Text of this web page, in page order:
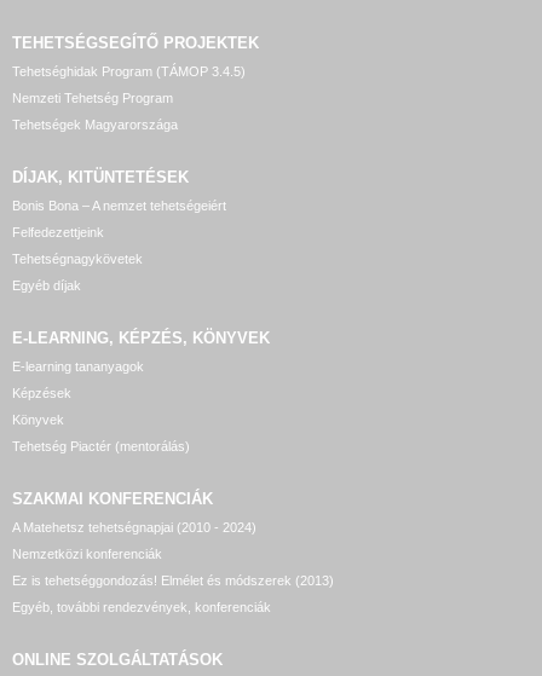
TEHETSÉGSEGÍTŐ PROJEKTEK
Tehetséghidak Program (TÁMOP 3.4.5)
Nemzeti Tehetség Program
Tehetségek Magyarországa
DÍJAK, KITÜNTETÉSEK
Bonis Bona – A nemzet tehetségeiért
Felfedezettjeink
Tehetségnagykövetek
Egyéb díjak
E-LEARNING, KÉPZÉS, KÖNYVEK
E-learning tananyagok
Képzések
Könyvek
Tehetség Piactér (mentorálás)
SZAKMAI KONFERENCIÁK
A Matehetsz tehetségnapjai (2010 - 2024)
Nemzetközi konferenciák
Ez is tehetséggondozás! Elmélet és módszerek (2013)
Egyéb, további rendezvények, konferenciák
ONLINE SZOLGÁLTATÁSOK